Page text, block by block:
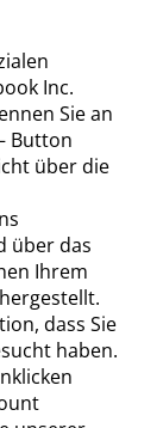
Inc.
Sie an
Button
über die
über das
Ihrem
dass Sie
haben.